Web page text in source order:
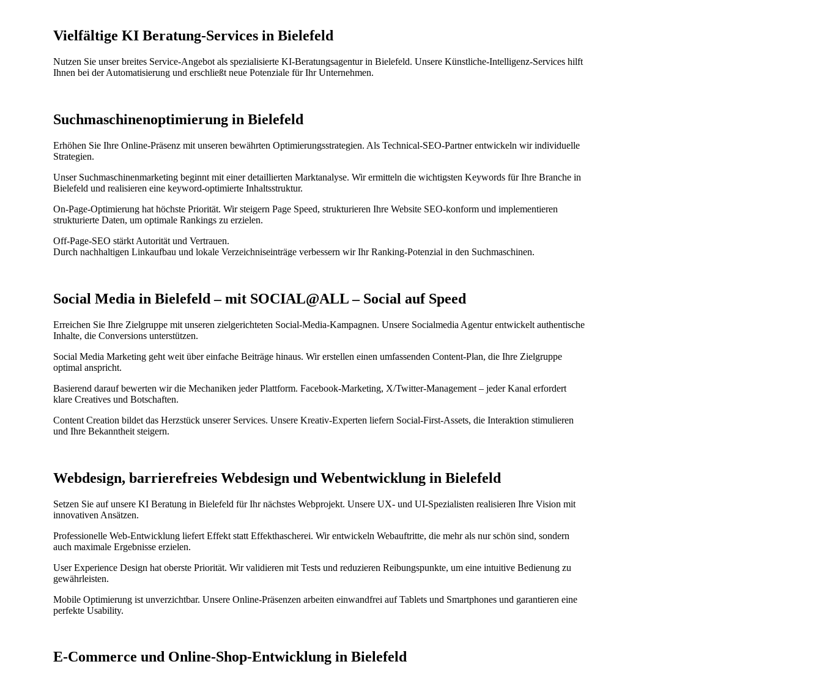
Vielfältige KI Beratung-Services in Bielefeld
Nutzen Sie unser breites Service-Angebot als spezialisierte KI-Beratungsagentur in Bielefeld. Unsere Künstliche-Intelligenz-Services hilft
Ihnen bei der Automatisierung und erschließt neue Potenziale für Ihr Unternehmen.
Suchmaschinenoptimierung in Bielefeld
Erhöhen Sie Ihre Online-Präsenz mit unseren bewährten Optimierungsstrategien. Als Technical-SEO-Partner entwickeln wir individuelle
Strategien.
Unser Suchmaschinenmarketing beginnt mit einer detaillierten Marktanalyse. Wir ermitteln die wichtigsten Keywords für Ihre Branche in
Bielefeld und realisieren eine keyword-optimierte Inhaltsstruktur.
On-Page-Optimierung hat höchste Priorität. Wir steigern Page Speed, strukturieren Ihre Website SEO-konform und implementieren
strukturierte Daten, um optimale Rankings zu erzielen.
Off-Page-SEO stärkt Autorität und Vertrauen.
Durch nachhaltigen Linkaufbau und lokale Verzeichniseinträge verbessern wir Ihr Ranking-Potenzial in den Suchmaschinen.
Social Media in Bielefeld – mit SOCIAL@ALL – Social auf Speed
Erreichen Sie Ihre Zielgruppe mit unseren zielgerichteten Social-Media-Kampagnen. Unsere Socialmedia Agentur entwickelt authentische
Inhalte, die Conversions unterstützen.
Social Media Marketing geht weit über einfache Beiträge hinaus. Wir erstellen einen umfassenden Content-Plan, die Ihre Zielgruppe
optimal anspricht.
Basierend darauf bewerten wir die Mechaniken jeder Plattform. Facebook-Marketing, X/Twitter-Management – jeder Kanal erfordert
klare Creatives und Botschaften.
Content Creation bildet das Herzstück unserer Services. Unsere Kreativ-Experten liefern Social-First-Assets, die Interaktion stimulieren
und Ihre Bekanntheit steigern.
Webdesign, barrierefreies Webdesign und Webentwicklung in Bielefeld
Setzen Sie auf unsere KI Beratung in Bielefeld für Ihr nächstes Webprojekt. Unsere UX- und UI-Spezialisten realisieren Ihre Vision mit
innovativen Ansätzen.
Professionelle Web-Entwicklung liefert Effekt statt Effekthascherei. Wir entwickeln Webauftritte, die mehr als nur schön sind, sondern
auch maximale Ergebnisse erzielen.
User Experience Design hat oberste Priorität. Wir validieren mit Tests und reduzieren Reibungspunkte, um eine intuitive Bedienung zu
gewährleisten.
Mobile Optimierung ist unverzichtbar. Unsere Online-Präsenzen arbeiten einwandfrei auf Tablets und Smartphones und garantieren eine
perfekte Usability.
E-Commerce und Online-Shop-Entwicklung in Bielefeld